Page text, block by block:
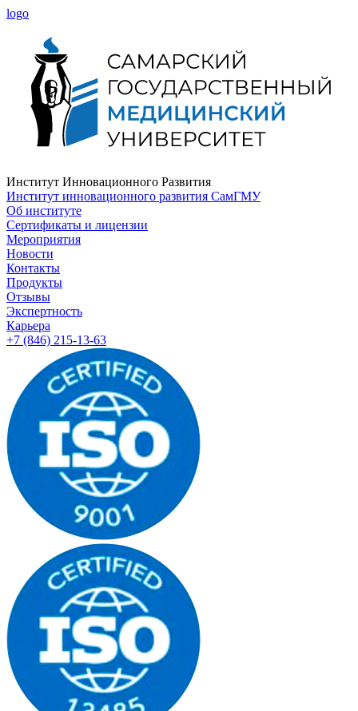
logo
Институт Инновационного Развития
Институт инновационного развития СамГМУ
Об институте
Сертификаты и лицензии
Мероприятия
Новости
Контакты
Продукты
Отзывы
Экспертность
Карьера
+7 (846) 215-13-63